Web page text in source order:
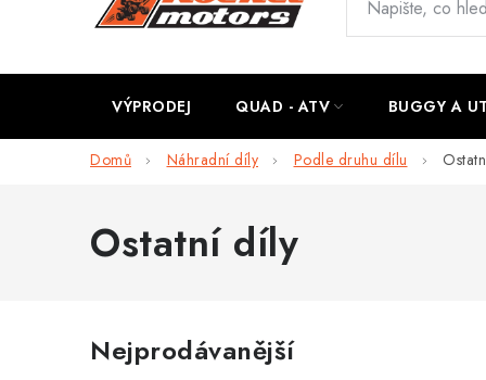
VÝPRODEJ QUAD - ATV BUGGY A
Domů Náhradní díly Podle druhu dílu
Ostatní díly
Nejprodávanější